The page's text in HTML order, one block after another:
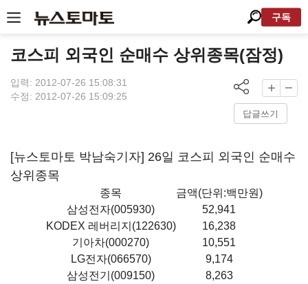
구독
코스피 외국인 순매수 상위종목(잠정)
입력: 2012-07-26 15:08:31
수정: 2012-07-26 15:09:25
답글쓰기
[뉴스토마토 박남숙기자] 26일 코스피 외국인 순매수
상위종목
종목
금액(단위:백만원)
삼성전자(005930)
52,941
KODEX 레버리지(122630)
16,238
기아차(000270)
10,551
LG전자(066570)
9,174
삼성전기(009150)
8,263